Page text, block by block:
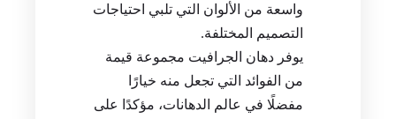
واسعة من الألوان التي تلبي احتياجات
التصميم المختلفة.
يوفر دهان الجرافيت مجموعة قيمة
من الفوائد التي تجعل منه خيارًا
مفضلًا في عالم الدهانات، مؤكدًا على